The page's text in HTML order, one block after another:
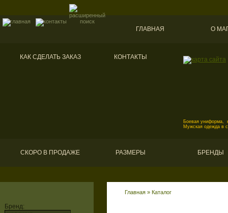
ГЛАВНАЯ О
КАК СДЕЛАТЬ ЗАКАЗ КОНТАКТЫ
Боевая униформа,
Мужская одежда в
СКОРО В ПРОДАЖЕ РАЗМЕРЫ БРЕНДЫ
Бренд:
Главная » Каталог